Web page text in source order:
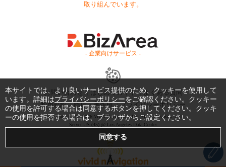
取り組んでいます。
- 企業向けサービス -
お問い合わせ はじめてガイド
よくある質問
利用規約
商標・著作権 プライバシーポリシー
Copyright © 1999-2026 Vivid Navigation, Inc. All Rights Reserved.
Server US (45) @ Los Angeles Data Center
本サイトでは、より良いサービス提供のため、クッキーを使用して
います。詳細はプライバシーポリシーをご確認ください。クッキー
の使用を許可する場合は同意するボタンを押してください。クッキ
ーの使用を拒否する場合は、ブラウザからご設定ください。